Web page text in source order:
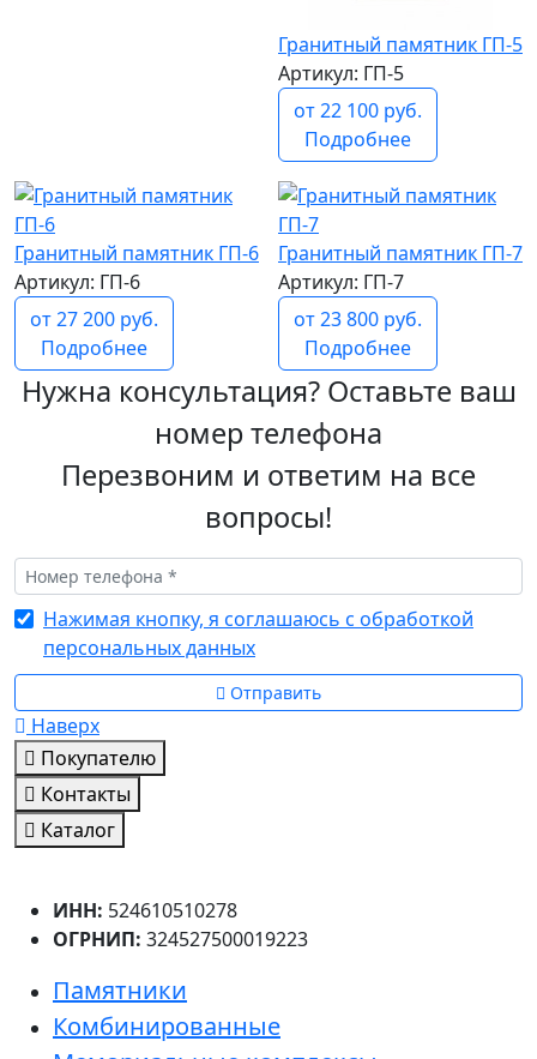
Гранитный памятник ГП-5
Артикул: ГП-5
от 22 100 руб.
Подробнее
Гранитный памятник ГП-6
Артикул: ГП-6
от 27 200 руб.
Подробнее
Гранитный памятник ГП-7
Артикул: ГП-7
от 23 800 руб.
Подробнее
Нужна консультация? Оставьте ваш
номер телефона
Перезвоним и ответим на все
вопросы!
Нажимая кнопку, я соглашаюсь с обработкой
персональных данных
Отправить
Наверх
Покупателю
Контакты
Каталог
ИНН: 524610510278
ОГРНИП: 324527500019223
Памятники
Комбинированные